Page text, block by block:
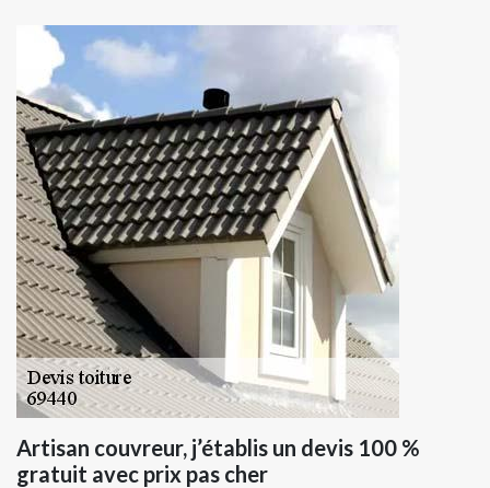
Artisan couvreur, j’établis un devis 100 %
gratuit avec prix pas cher